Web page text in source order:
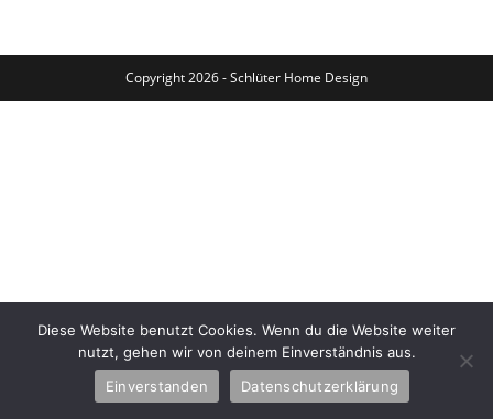
Copyright 2026 - Schlüter Home Design
Diese Website benutzt Cookies. Wenn du die Website weiter
nutzt, gehen wir von deinem Einverständnis aus.
Einverstanden
Datenschutzerklärung